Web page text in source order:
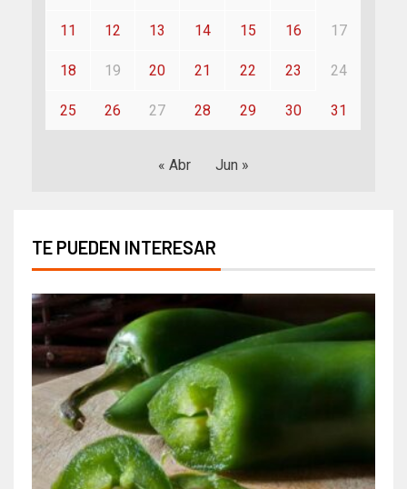
11 12 13 14 15 16 17
18 19 20 21 22 23 24
25 26 27 28 29 30 31
« Abr Jun »
TE PUEDEN INTERESAR